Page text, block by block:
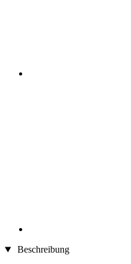
Beschreibung